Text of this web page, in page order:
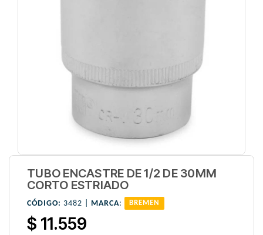
TUBO ENCASTRE DE 1/2 DE 30MM
CORTO ESTRIADO
CÓDIGO: 3482 | MARCA: BREMEN
$ 11.559